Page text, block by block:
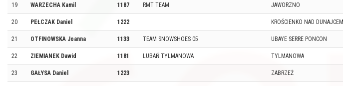
19 WARZECHA Kamil 1187 RMT TEAM JAWORZNO
20 PEŁCZAK Daniel 1222 KROŚCIENKO NAD DUNAJCEM
21 OTFINOWSKA Joanna 1133 TEAM SNOWSHOES 05 UBAYE SERRE PONCON
22 ZIEMIANEK Dawid 1181 LUBAŃ TYLMANOWA TYLMANOWA
23 GAŁYSA Daniel 1223 ZABRZEŻ